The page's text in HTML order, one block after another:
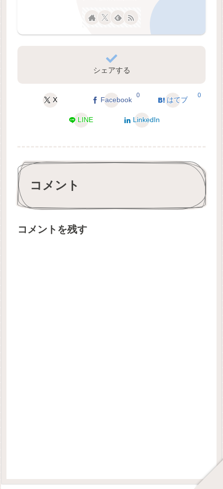
シェアする
X Facebook
0
はてブ
0
LINE LinkedIn
コメント
コメントを残す